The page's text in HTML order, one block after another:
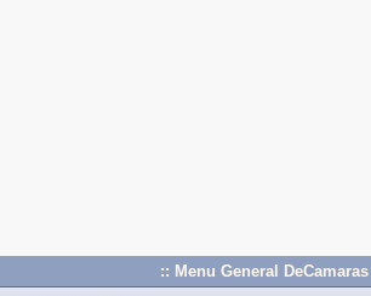
:: Menu General